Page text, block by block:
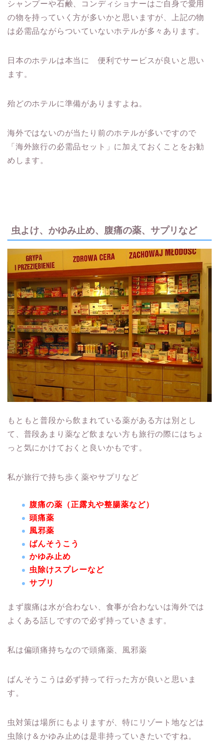
シャンプーや石鹸、コンディショナーはご自身で愛用
の物を持っていく方が多いかと思いますが、上記の物
は必需品ながらついていないホテルが多々あります。
日本のホテルは本当に 便利でサービスが良いと思い
ます。
殆どのホテルに準備がありますよね。
海外ではないのが当たり前のホテルが多いですので
「海外旅行の必需品セット」に加えておくことをお勧
めします。
虫よけ、かゆみ止め、腹痛の薬、サプリなど
もともと普段から飲まれている薬がある方は別とし
て、普段あまり薬など飲まない方も旅行の際にはちょ
っと気にかけておくと良いかもです。
私が旅行で持ち歩く薬やサプリなど
腹痛の薬（正露丸や整腸薬など）
頭痛薬
風邪薬
ばんそうこう
かゆみ止め
虫除けスプレーなど
サプリ
まず腹痛は水が合わない、食事が合わないは海外では
よくある話しですので必ず持っていきます。
私は偏頭痛持ちなので頭痛薬、風邪薬
ばんそうこうは必ず持って行った方が良いと思いま
す。
虫対策は場所にもよりますが、特にリゾート地などは
虫除け＆かゆみ止めは是非持っていきたいですね。